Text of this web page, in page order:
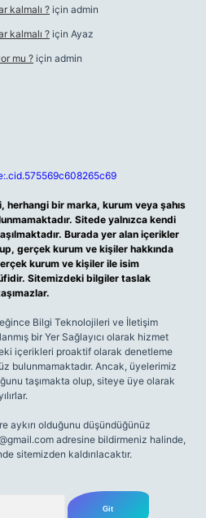
kalmalı ? için admin
kalmalı ? için Ayaz
mu ? için admin
herhangi bir marka, kurum veya şahıs
Sitede yalnızca kendi
Burada yer alan içerikler
gerçek kurum ve kişiler hakkında
kurum ve kişiler ile isim
Sitemizdeki bilgiler taslak
Bilgi Teknolojileri ve İletişim
bir Yer Sağlayıcı olarak hizmet
içerikleri proaktif olarak denetleme
bulunmamaktadır. Ancak, üyelerimiz
taşımakta olup, siteye üye olarak
aykırı olduğunu düşündüğünüz
adresine bildirmeniz halinde,
sitemizden kaldırılacaktır.